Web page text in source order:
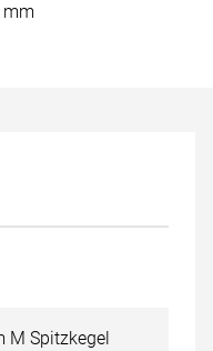
mm
M Spitzkegel